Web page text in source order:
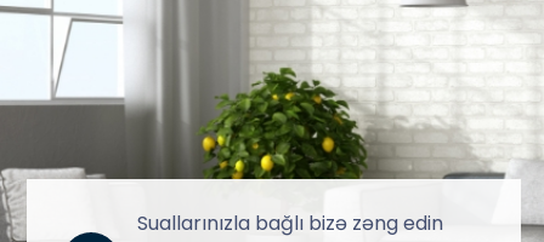
Suallarınızla bağlı bizə zəng edin